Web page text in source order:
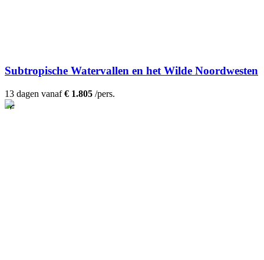
Subtropische Watervallen en het Wilde Noordwesten
13 dagen vanaf€ 1.805 /pers.